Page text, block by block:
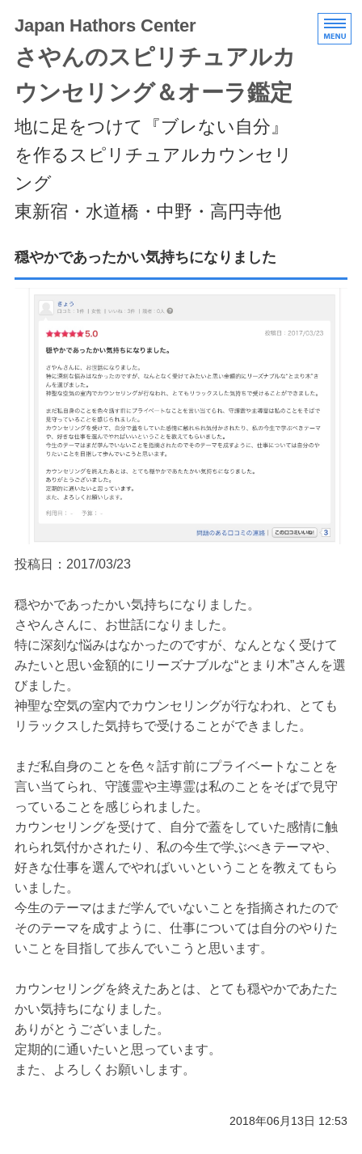
Japan Hathors Center
さやんのスピリチュアルカ
ウンセリング＆オーラ鑑定
地に足をつけて『ブレない自分』
を作るスピリチュアルカウンセリ
ング
東新宿・水道橋・中野・高円寺他
HOME
スケジュール/アクセス
ご予約/お問い合わせ
穏やかであったかい気持ちになりました
投稿日：2017/03/23
穏やかであったかい気持ちになりました。
さやんさんに、お世話になりました。
特に深刻な悩みはなかったのですが、なんとなく受けて
みたいと思い金額的にリーズナブルな“とまり木”さんを選
びました。
神聖な空気の室内でカウンセリングが行なわれ、とても
リラックスした気持ちで受けることができました。
まだ私自身のことを色々話す前にプライベートなことを
言い当てられ、守護霊や主導霊は私のことをそばで見守
っていることを感じられました。
カウンセリングを受けて、自分で蓋をしていた感情に触
れられ気付かされたり、私の今生で学ぶべきテーマや、
好きな仕事を選んでやればいいということを教えてもら
いました。
今生のテーマはまだ学んでいないことを指摘されたので
そのテーマを成すように、仕事については自分のやりた
いことを目指して歩んでいこうと思います。
カウンセリングを終えたあとは、とても穏やかであたた
かい気持ちになりました。
ありがとうございました。
定期的に通いたいと思っています。
また、よろしくお願いします。
2018年06月13日 12:53